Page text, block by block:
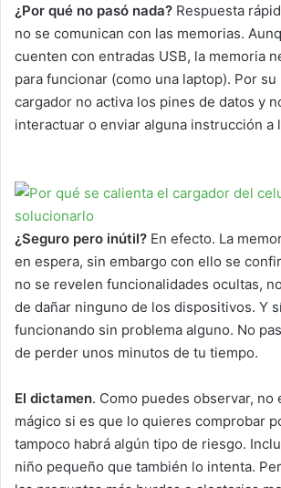
¿Por qué no pasó nada? Respuesta
no se comunican con las memorias.
cuenten con entradas USB, la memoria
para funcionar (como una laptop). Por su
cargador no activa los pines de datos y
interactuar o enviar alguna instrucción a
¿Seguro pero inútil? En efecto. La
en espera, sin embargo con ello se
no se revelen funcionalidades ocultas,
de dañar ninguno de los dispositivos. Y
funcionando sin problema alguno. No
de perder unos minutos de tu tiempo.
El dictamen. Como puedes observar, no
mágico si es que lo quieres comprobar
tampoco habrá algún tipo de riesgo.
niño pequeño que también lo intenta.